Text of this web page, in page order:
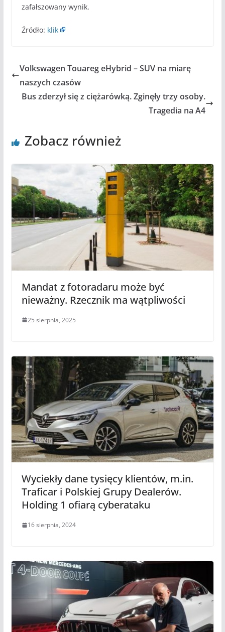
zafałszowany wynik.
Źródło: klik
Volkswagen Touareg eHybrid – SUV na miarę
naszych czasów
Bus zderzył się z ciężarówką. Zginęły trzy osoby.
Tragedia na A4
Zobacz również
Mandat z fotoradaru może być
nieważny. Rzecznik ma wątpliwości
25 sierpnia, 2025
Wyciekły dane tysięcy klientów, m.in.
Traficar i Polskiej Grupy Dealerów.
Holding 1 ofiarą cyberataku
16 sierpnia, 2024